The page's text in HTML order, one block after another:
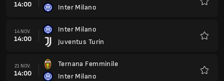
14:00
Inter Milano
14 NOV.
14:00
Inter Milano
Juventus Turin
21 NOV.
14:00
Ternana Femminile
Inter Milano